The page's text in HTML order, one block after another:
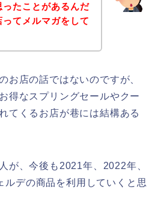
たことがあるんだ
てメルマガをして
お店の話ではないのですが、
得なスプリングセールやクー
てくるお店が巷には結構ある
が、今後も2021年、2022年、
ルデの商品を利用していくと思